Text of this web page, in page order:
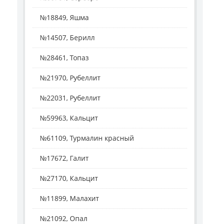
№18849, Яшма
№14507, Берилл
№28461, Топаз
№21970, Рубеллит
№22031, Рубеллит
№59963, Кальцит
№61109, Турмалин красный
№17672, Галит
№27170, Кальцит
№11899, Малахит
№21092, Опал